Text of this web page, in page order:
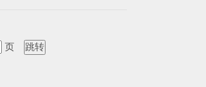
页